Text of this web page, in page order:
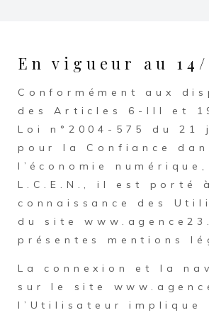
En vigueur au 14/
Conformément aux
des Articles 6-III et
Loi n°2004-575 du 21
pour la Confiance
l’économie
L.C.E.N., il est porté
connaissance des
du site
présentes mentions
La connexion et la
sur le site
l’Utilisateur implique